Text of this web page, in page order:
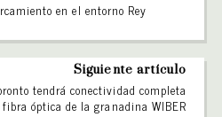
en el entorno Rey
Siguiente artículo
tendrá conectividad completa
óptica de la granadina WIBER